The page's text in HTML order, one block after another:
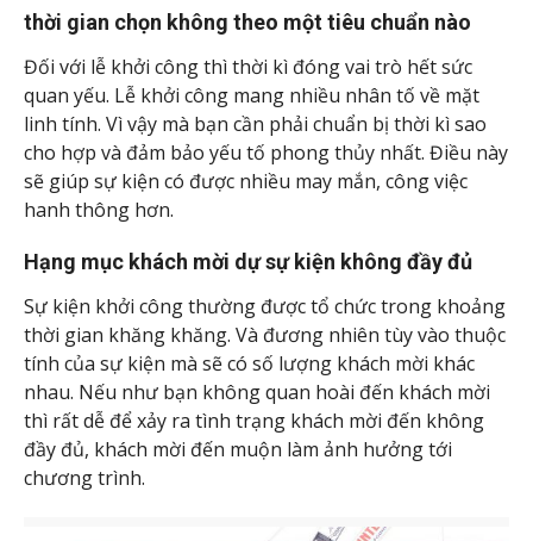
thời gian chọn không theo một tiêu chuẩn nào
Đối với lễ khởi công thì thời kì đóng vai trò hết sức
quan yếu. Lễ khởi công mang nhiều nhân tố về mặt
linh tính. Vì vậy mà bạn cần phải chuẩn bị thời kì sao
cho hợp và đảm bảo yếu tố phong thủy nhất. Điều này
sẽ giúp sự kiện có được nhiều may mắn, công việc
hanh thông hơn.
Hạng mục khách mời dự sự kiện không đầy đủ
Sự kiện khởi công thường được tổ chức trong khoảng
thời gian khăng khăng. Và đương nhiên tùy vào thuộc
tính của sự kiện mà sẽ có số lượng khách mời khác
nhau. Nếu như bạn không quan hoài đến khách mời
thì rất dễ để xảy ra tình trạng khách mời đến không
đầy đủ, khách mời đến muộn làm ảnh hưởng tới
chương trình.